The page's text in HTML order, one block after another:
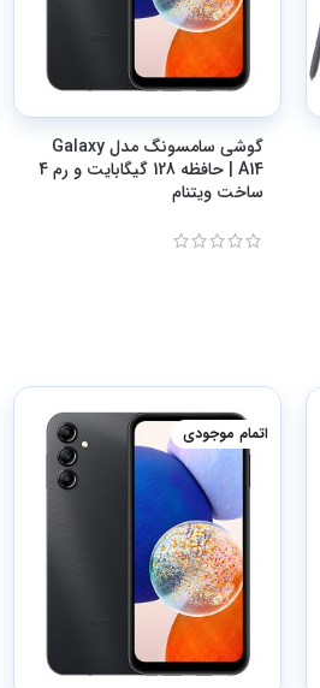
گوشی سامسونگ مدل Galaxy
A14 | حافظه 128 گیگابایت و رم 4
ساخت ویتنام
اتمام موجودی